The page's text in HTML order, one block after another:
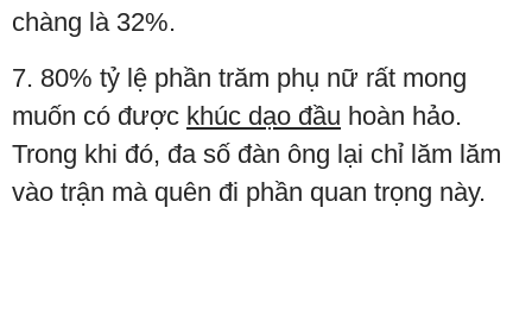
chàng là 32%.
7. 80% tỷ lệ phần trăm phụ nữ rất mong
muốn có được khúc dạo đầu hoàn hảo.
Trong khi đó, đa số đàn ông lại chỉ lăm lăm
vào trận mà quên đi phần quan trọng này.